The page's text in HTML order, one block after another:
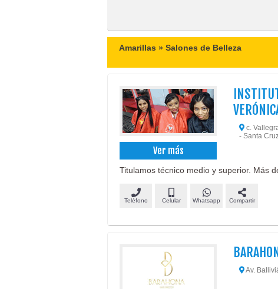
Amarillas » Salones de Belleza
Ver más
c.
- Santa
Titulamos técnico medio y superior. Más
Teléfono Celular Whatsapp Compartir
Av.